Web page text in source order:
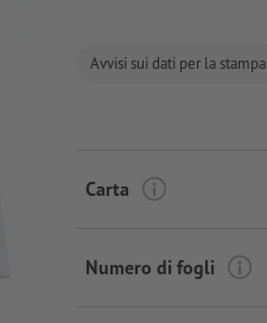
Avvisi sui dati per la stampa
Carta
Numero di fogli